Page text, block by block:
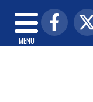
MENU